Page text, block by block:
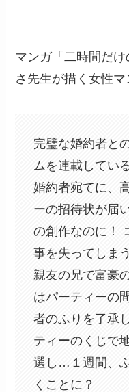
マンガ「二時間だ
さ先生が描く女性マ
完璧な婚約者と
ムを連載してい
婚約者宛てに、
ーの招待状が届
の創作なのに！
事を失ってしま
親友の兄で富豪
はパーティーの
者のふりを了承
ティーのくじで
選し…１週間、
くことに？